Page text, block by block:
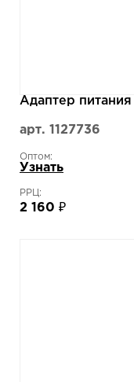
Адаптер
арт. 1127736
Оптом:
Узнать
РРЦ:
2 160 ₽